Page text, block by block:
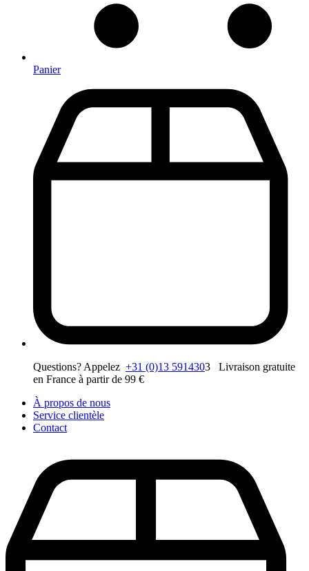
Panier
Questions? Appelez +31 (0)13 5914303 Livraison gratuite
en France à partir de 99 €
À propos de nous
Service clientèle
Contact